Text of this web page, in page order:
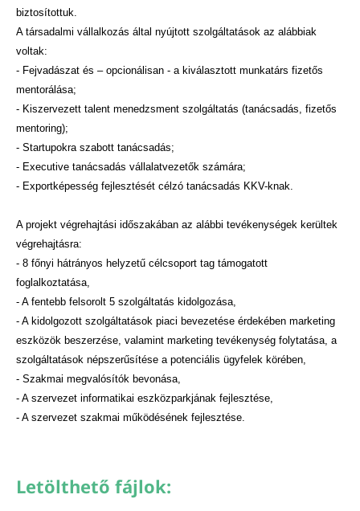
biztosítottuk.
A társadalmi vállalkozás által nyújtott szolgáltatások az alábbiak
voltak:
- Fejvadászat és – opcionálisan - a kiválasztott munkatárs fizetős
mentorálása;
- Kiszervezett talent menedzsment szolgáltatás (tanácsadás, fizetős
mentoring);
- Startupokra szabott tanácsadás;
- Executive tanácsadás vállalatvezetők számára;
- Exportképesség fejlesztését célzó tanácsadás KKV-knak.
A projekt végrehajtási időszakában az alábbi tevékenységek kerültek
végrehajtásra:
- 8 főnyi hátrányos helyzetű célcsoport tag támogatott
foglalkoztatása,
- A fentebb felsorolt 5 szolgáltatás kidolgozása,
- A kidolgozott szolgáltatások piaci bevezetése érdekében marketing
eszközök beszerzése, valamint marketing tevékenység folytatása, a
szolgáltatások népszerűsítése a potenciális ügyfelek körében,
- Szakmai megvalósítók bevonása,
- A szervezet informatikai eszközparkjának fejlesztése,
- A szervezet szakmai működésének fejlesztése.
Letölthető fájlok: